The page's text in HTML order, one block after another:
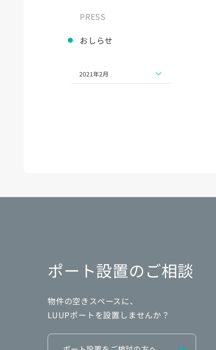
PRESS
おしらせ
2021年2月
ポート設置のご相談
物件の空きスペースに、
LUUPポートを設置しませんか？